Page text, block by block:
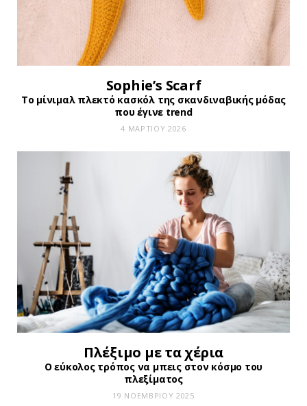
Sophie’s Scarf
Το μίνιμαλ πλεκτό κασκόλ της σκανδιναβικής μόδας
που έγινε trend
4 ΜΑΡΤΊΟΥ 2026
Πλέξιμο με τα χέρια
Ο εύκολος τρόπος να μπεις στον κόσμο του
πλεξίματος
19 ΝΟΕΜΒΡΊΟΥ 2025